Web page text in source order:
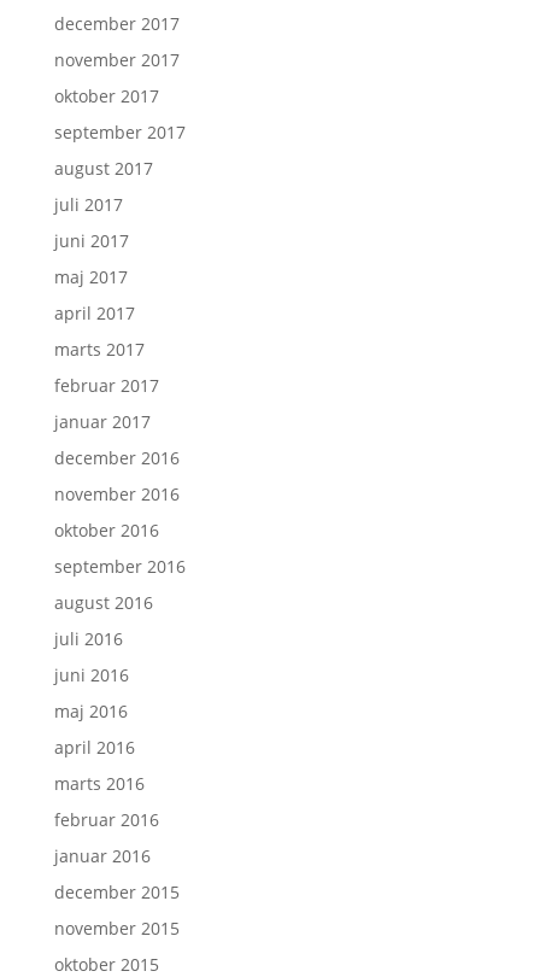
december 2017
november 2017
oktober 2017
september 2017
august 2017
juli 2017
juni 2017
maj 2017
april 2017
marts 2017
februar 2017
januar 2017
december 2016
november 2016
oktober 2016
september 2016
august 2016
juli 2016
juni 2016
maj 2016
april 2016
marts 2016
februar 2016
januar 2016
december 2015
november 2015
oktober 2015